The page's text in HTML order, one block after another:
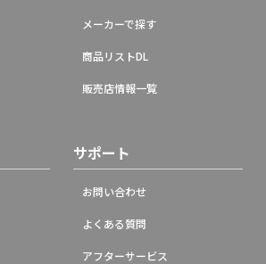
メーカーで探す
商品リストDL
販売店情報一覧
サポート
お問い合わせ
よくある質問
アフターサービス